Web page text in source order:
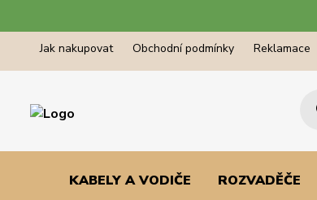
Jak nakupovat Obchodní podmínky Reklamace
KABELY A VODIČE ROZVADĚČE